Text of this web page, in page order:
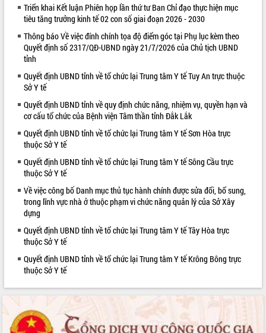
Loading the player...
tháng 7/2026
Nam Anh hùng” và trao Huân chương
Lao động
UBND tỉnh Đắk Lắk triển khai nhiệm
vụ 6 tháng cuối năm 2026
Kỳ họp thứ Hai, Hội đồng nhân dân
tỉnh khóa XI quyết nghị nhiều nội dung
quan trọng
Bí thư Tỉnh ủy Lương Nguyễn Minh
Triết thăm, tặng quà người có công với
Rà soát, hoàn thiện hệ thống thiết chế
văn hóa, thể thao đáp ứng yêu cầu
phát triển mới
Thường trực HĐND tỉnh Đắk Lắk gặp
mặt Đoàn chuyên gia y tế TP. Hồ Chí
Lễ truy điệu và an táng hài cốt liệt sĩ
tại Nghĩa trang Liệt sĩ xã Sơn Hòa
ALBUM ẢNH
LIÊN KẾT WEB
Triển khai Kết luận Phiên họp lần thứ tư Ban Chỉ đạo thực hiện mục
tiêu tăng trưởng kinh tế 02 con số giai đoạn 2026 - 2030
Thông báo Về việc đính chính tọa độ điểm góc tại Phụ lục kèm theo
Quyết định số 2317/QĐ-UBND ngày 21/7/2026 của Chủ tịch UBND
tỉnh
Quyết định UBND tỉnh về tổ chức lại Trung tâm Y tế Tuy An trực thuộc
Sở Y tế
Quyết định UBND tỉnh về quy định chức năng, nhiệm vụ, quyền hạn và
cơ cấu tổ chức của Bệnh viện Tâm thần tỉnh Đắk Lắk
Quyết định UBND tỉnh về tổ chức lại Trung tâm Y tế Sơn Hòa trực
thuộc Sở Y tế
Quyết định UBND tỉnh về tổ chức lại Trung tâm Y tế Sông Cầu trực
thuộc Sở Y tế
Về việc công bố Danh mục thủ tục hành chính được sửa đổi, bổ sung,
trong lĩnh vực nhà ở thuộc phạm vi chức năng quản lý của Sở Xây
dựng
Quyết định UBND tỉnh về tổ chức lại Trung tâm Y tế Tây Hòa trực
thuộc Sở Y tế
Quyết định UBND tỉnh về tổ chức lại Trung tâm Y tế Krông Bông trực
thuộc Sở Y tế